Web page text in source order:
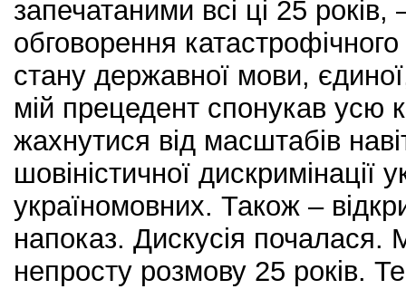
запечатаними всі ці 25
обговорення
стану державної мови,
мій прецедент спонукав усю
жахнутися від масштабів
шовіністичної дискримінації
україномовних. Також –
напоказ. Дискусія почалася.
непросту розмову 25 років.